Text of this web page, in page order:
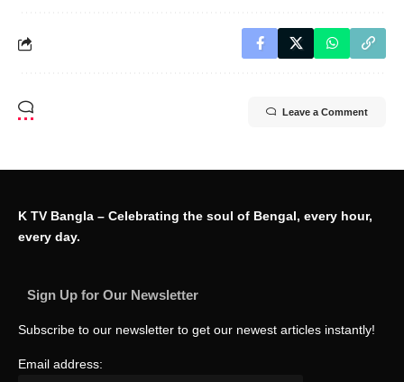
Leave a Comment
K TV Bangla – Celebrating the soul of Bengal, every hour,
every day.
Sign Up for Our Newsletter
Subscribe to our newsletter to get our newest articles instantly!
Email address: